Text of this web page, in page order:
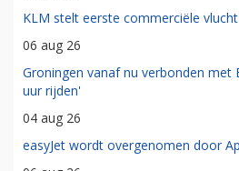
KLM stelt eerste commerciële
06 aug 26
Groningen vanaf nu verbonden met
uur rijden'
04 aug 26
easyJet wordt overgenomen door